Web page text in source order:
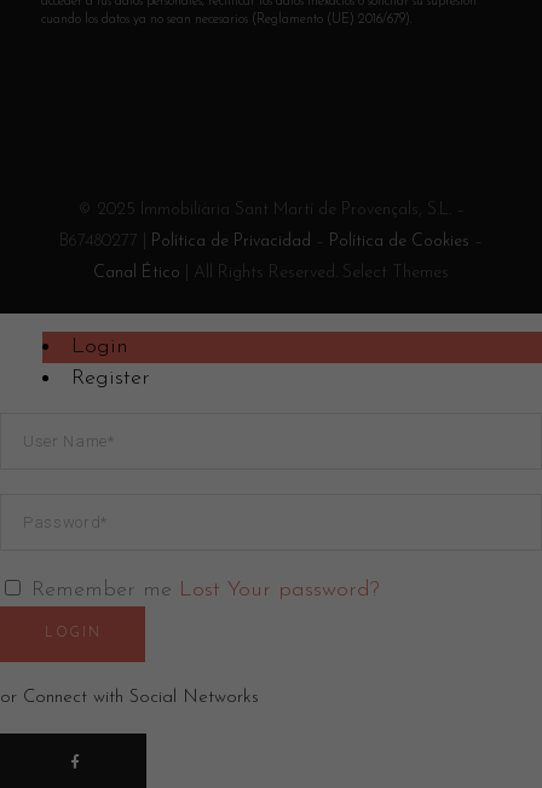
cuando los datos ya no sean necesarios (Reglamento (UE) 2016/679).
© 2025 Immobiliària Sant Martí de Provençals, S.L. –
B67480277 |
Política de Privacidad Política de Cookies
Canal Ético | All Rights Reserved. Select Themes
Login
Register
Remember me Lost Your password?
LOGIN
or Connect with Social Networks